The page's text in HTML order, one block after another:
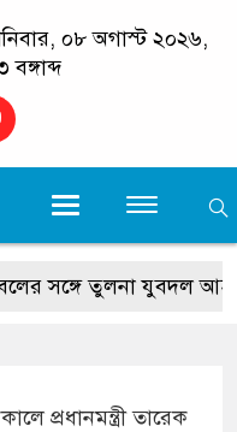
০৮ অগাস্ট ২০২৬,
তুলনা যুবদল আহ্বায়ক
প্রধানমন্ত্রী তারেক